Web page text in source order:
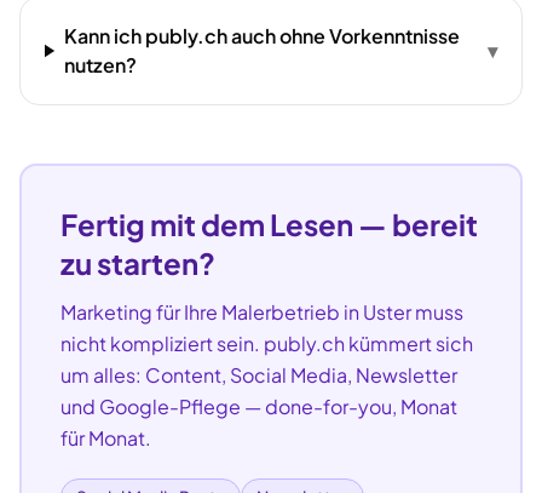
Kann ich publy.ch auch ohne Vorkenntnisse
nutzen?
▾
Fertig mit dem Lesen — bereit
zu starten?
Marketing für Ihre Malerbetrieb inUstermuss
nicht kompliziert sein. publy.ch kümmert sich
um alles: Content, Social Media, Newsletter
und Google-Pflege — done-for-you, Monat
für Monat.